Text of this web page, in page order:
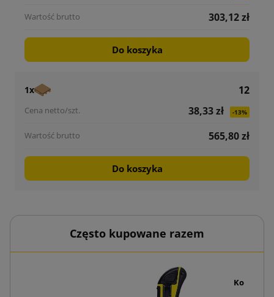
303,12 zł
Do koszyka
1x
12
38,33 zł
-13%
565,80 zł
Do koszyka
Często kupowane razem
Koperty